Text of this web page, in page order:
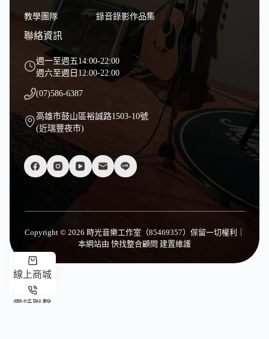
教學團隊 錄音錄影作品集
聯絡資訊
週一至週五14:00-22:00
週六至週日12:00-22:00
(07)586-6387
高雄市鼓山區裕誠路1503-10號
(近瑞豐夜市)
Copyright © 2026 時光音樂工作室（85469357）保留一切權利｜
本網站由 快找整合顧問 建置維護
線上商城
電話聯繫